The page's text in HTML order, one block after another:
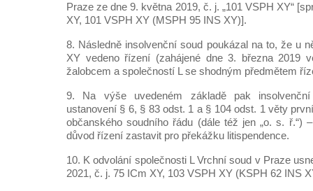
Praze ze dne 9. května 2019, č. j. „101 VSPH XY“
XY, 101 VSPH XY (MSPH 95 INS XY)].
8. Následně insolvenční soud poukázal na to, že u
XY vedeno řízení (zahájené dne 3. března 2019
žalobcem a společností L se shodným předmětem
9. Na výše uvedeném základě pak
ustanovení § 6, § 83 odst. 1 a § 104 odst. 1 věty
občanského soudního řádu (dále též jen „o. s. ř.“)
důvod řízení zastavit pro překážku litispendence.
10. K odvolání společnosti L Vrchní soud v Praze
2021, č. j. 75 ICm XY, 103 VSPH XY (KSPH 62 INS